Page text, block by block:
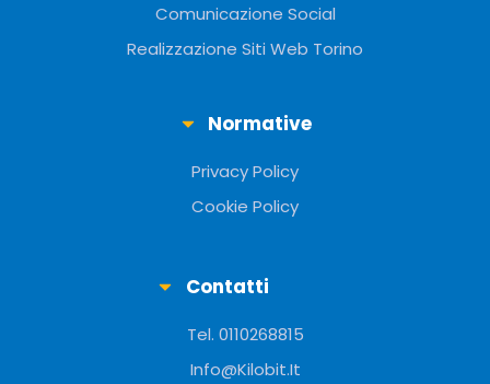
Comunicazione Social
Realizzazione Siti Web Torino
Normative
Privacy Policy
Cookie Policy
Contatti
Tel. 0110268815
Info@Kilobit.It